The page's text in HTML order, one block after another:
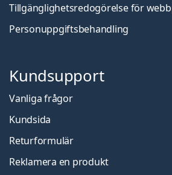
Tillgänglighetsredogörelse för
Personuppgiftsbehandling
Kundsupport
Vanliga frågor
Kundsida
Returformulär
Reklamera en produkt